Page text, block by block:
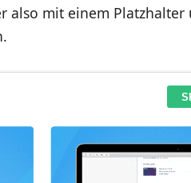
also mit einem